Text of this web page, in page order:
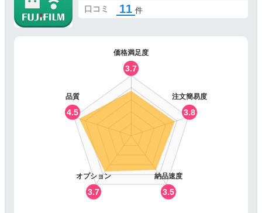
口コミ 11 件
価格満足度
3.7
注文簡易度
3.8
納品速度
3.5
オプション
3.7
品質
4.5